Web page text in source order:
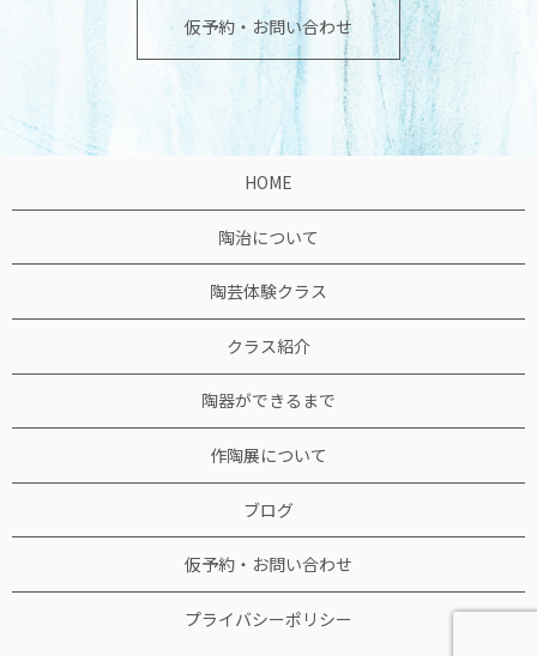
仮予約・お問い合わせ
HOME
陶治について
陶芸体験クラス
クラス紹介
陶器ができるまで
作陶展について
ブログ
仮予約・お問い合わせ
プライバシーポリシー